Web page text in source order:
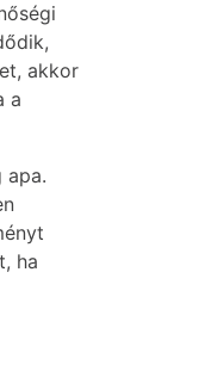
akkor
a
apa.
ha